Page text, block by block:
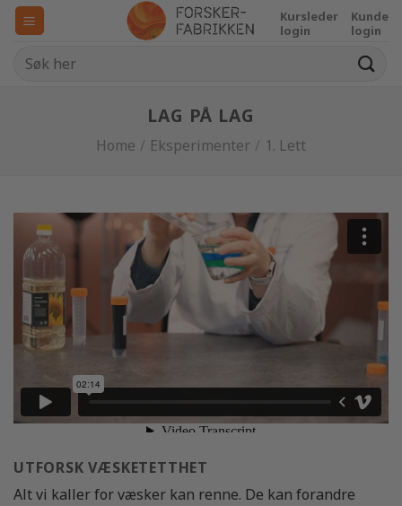
Skip
content
Kursleder
login
Kunde
login
LAG PÅ LAG
Home / Eksperimenter / 1. Lett
UTFORSK VÆSKETETTHET
Alt vi kaller for væsker kan renne. De kan forandre